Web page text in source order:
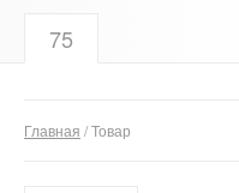
Оборудование
75
Главная / Товар